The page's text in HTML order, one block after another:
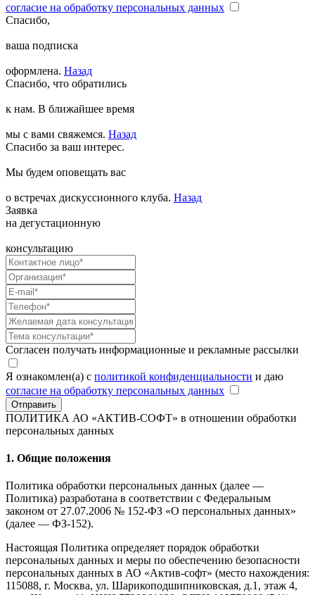
согласие на обработку персональных данных
Спасибо,
ваша подписка
оформлена. Назад
Спасибо, что обратились
к нам. В ближайшее время
мы с вами свяжемся. Назад
Спасибо за ваш интерес.
Мы будем оповещать вас
о встречах дискуссионного клуба. Назад
Заявка
на дегустационную
консультацию
Согласен получать информационные и рекламные рассылки
Я ознакомлен(а) с политикой конфиденциальности и даю
согласие на обработку персональных данных
Отправить
ПОЛИТИКА АО «АКТИВ-СОФТ» в отношении обработки
персональных данных
1. Общие положения
Политика обработки персональных данных (далее —
Политика) разработана в соответствии с Федеральным
законом от 27.07.2006 № 152-ФЗ «О персональных данных»
(далее — ФЗ-152).
Настоящая Политика определяет порядок обработки
персональных данных и меры по обеспечению безопасности
персональных данных в АО «Актив-софт» (место нахождения:
115088, г. Москва, ул. Шарикоподшипниковская, д.1, этаж 4,